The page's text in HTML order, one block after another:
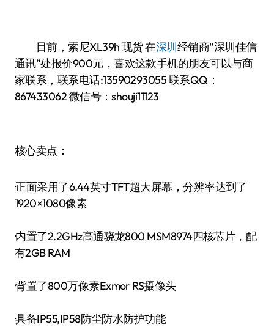
目前，索尼XL39h 现货 在深圳经销商“深圳佳信
通讯”处报价900元，喜欢这款手机的朋友可以与商
家联系，联系电话:13590293055 联系QQ：
867433062 微信号：shouji11123
核心卖点：
·正面采用了6.44英寸TFT超大屏幕，分辨率达到了
1920×1080像素
·内置了2.2GHz高通骁龙800 MSM8974四核芯片，配
有2GB RAM
·背置了800万像素Exmor RS摄像头
·具备IP55,IP58防尘防水防护功能